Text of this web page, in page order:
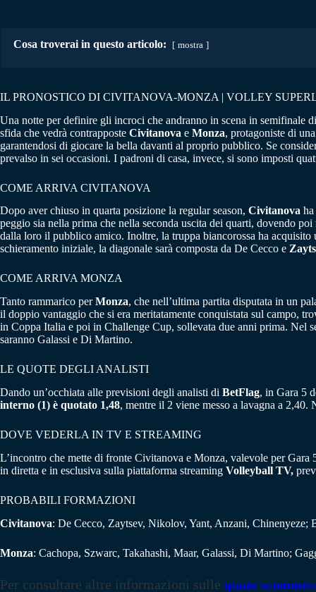
Cosa troverai in questo articolo: mostra
IL PRONOSTICO DI CIVITANOVA-MONZA | VOLLEY
Una notte per definire gli incroci che andranno in scena in semifinale
sfida che vedrà contrapposte Civitanova e Monza, protagoniste di
garantendosi di giocare la bella davanti al proprio pubblico. Se
prevalso in sei occasioni. I padroni di casa, invece, si sono imposti
COME ARRIVA CIVITANOVA
Dopo aver chiuso in quarta posizione la regular season, Civitanova
peggio sia nella prima che nella seconda uscita dei quarti, dovendo
dalla loro il pubblico amico. Inoltre, la truppa biancorossa ha
schieramento iniziale, la diagonale sarà composta da De Cecco e
COME ARRIVA MONZA
Tanto rammarico perMonza, che nell’ultima partita disputata in un
il doppio vantaggio che si era meritatamente conquistata sul campo,
in Coppa Italia e poi in Challenge Cup, sollevata due anni prima. Nel
saranno Galassi e Di Martino.
LE QUOTE DEGLI ANALISTI
Dando un’occhiata alle previsioni degli analisti di BetFlag, in Gara 5
interno (1) è quotato 1,48, mentre il 2 viene messo a lavagna a
DOVE VEDERLA IN TV E STREAMING
L’incontro che mette di fronte Civitanova e Monza, valevole per
in diretta e in esclusiva sulla piattaforma streaming Volleyball TV,
PROBABILI FORMAZIONI
Civitanova: De Cecco, Zaytsev, Nikolov, Yant, Anzani, Chinenyeze;
Monza: Cachopa, Szwarc, Takahashi, Maar, Galassi, Di Martino;
Per consultare altre informazioni sulle quote